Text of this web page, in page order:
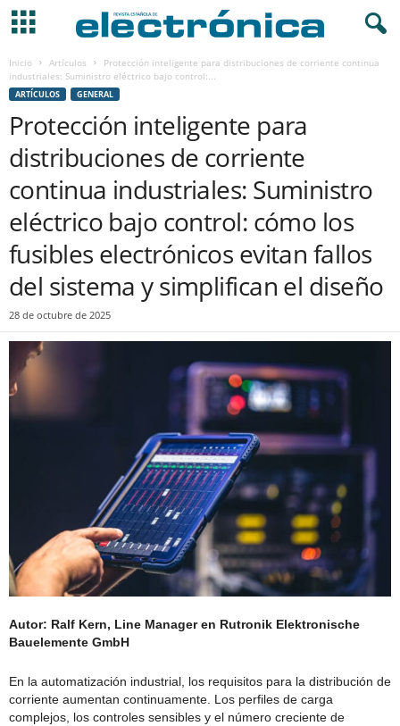
Inicio Artículos
Protección inteligente para distribuciones de corriente continua
industriales: Suministro eléctrico bajo control:...
ARTÍCULOS GENERAL
Protección inteligente para
distribuciones de corriente
continua industriales: Suministro
eléctrico bajo control: cómo los
fusibles electrónicos evitan fallos
del sistema y simplifican el diseño
28 de octubre de 2025
Autor: Ralf Kern, Line Manager en Rutronik Elektronische
Bauelemente GmbH
En la automatización industrial, los requisitos para la distribución de
corriente aumentan continuamente. Los perfiles de carga
complejos, los controles sensibles y el número creciente de